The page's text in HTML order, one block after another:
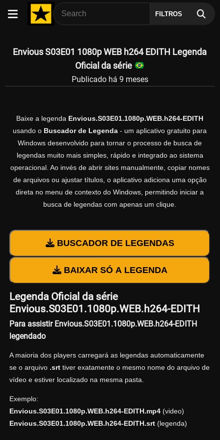
FILTROS
Envious S03E01 1080p WEB h264 EDITH Legenda
Oficial da série
Publicado há 9 meses
Baixe a legenda Envious.S03E01.1080p.WEB.h264-EDITH
usando o Buscador de Legenda - um aplicativo gratuito para
Windows desenvolvido para tornar o processo de busca de
legendas muito mais simples, rápido e integrado ao sistema
operacional. Ao invés de abrir sites manualmente, copiar nomes
de arquivos ou ajustar títulos, o aplicativo adiciona uma opção
direta no menu de contexto do Windows, permitindo iniciar a
busca de legendas com apenas um clique.
BUSCADOR DE LEGENDAS
BAIXAR SÓ A LEGENDA
Legenda Oficial da série
Envious.S03E01.1080p.WEB.h264-EDITH
Para assistir Envious.S03E01.1080p.WEB.h264-EDITH
legendado
A maioria dos players carregará as legendas automaticamente
se o arquivo .srttiver exatamente o mesmo nome do arquivo de
vídeo e estiver localizado na mesma pasta.
Exemplo:
Envious.S03E01.1080p.WEB.h264-EDITH.mp4(video)
Envious.S03E01.1080p.WEB.h264-EDITH.srt(legenda)